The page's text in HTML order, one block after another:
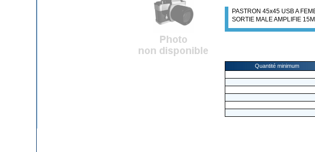
PASTRON 45x45 USB A
SORTIE MALE AMPLIFIE 15M
Quantité minimum